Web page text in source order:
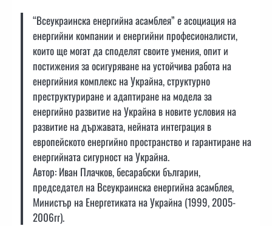
“Всеукраинска енергийна асамблея” е асоциация на
енергийни компании и енергийни професионалисти,
които ще могат да споделят своите умения, опит и
постижения за осигуряване на устойчива работа на
енергийния комплекс на Украйна, структурно
преструктуриране и адаптиране на модела за
енергийно развитие на Украйна в новите условия на
развитие на държавата, нейната интеграция в
европейското енергийно пространство и гарантиране на
енергийната сигурност на Украйна.
Автор: Иван Плачков, бесарабски българин,
председател на Всеукраинска енергийна асамблея,
Министър на Енергетиката на Украйна (1999, 2005-
2006гг).